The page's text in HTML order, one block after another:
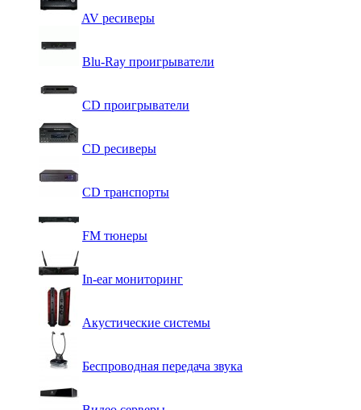
AV ресиверы
Blu-Ray проигрыватели
CD проигрыватели
CD ресиверы
CD транспорты
FM тюнеры
In-ear мониторинг
Акустические системы
Беспроводная передача звука